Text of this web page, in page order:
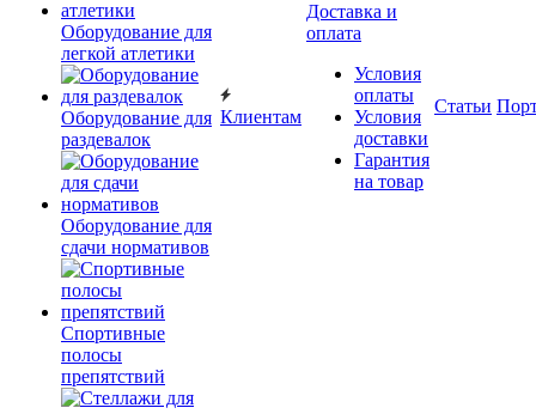
Оборудование для
легкой атлетики
Оборудование для
раздевалок
Оборудование для
сдачи нормативов
Спортивные
полосы
препятствий
Клиентам
Доставка и
оплата
Условия
оплаты
Условия
доставки
Гарантия
на товар
Статьи